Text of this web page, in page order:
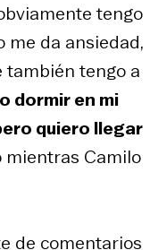
tengo
me da ansiedad,
también tengo a
dormir en mi
quiero llegar
mientras Camilo
de comentarios